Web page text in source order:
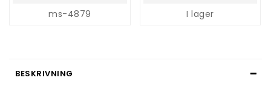
ms-4879 I lager
BESKRIVNING